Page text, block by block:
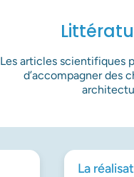
Les articles scientifiques
d’accompagner des
La